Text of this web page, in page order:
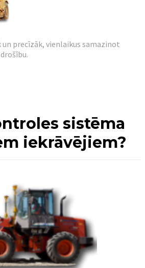
precīzāk, vienlaikus samazinot
sistēma
iekrāvējiem?